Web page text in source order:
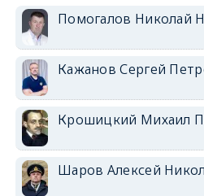
Помогалов Николай
Кажанов Сергей
Крошицкий Михаил
Шаров Алексей